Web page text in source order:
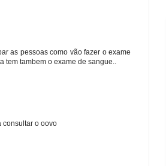
as pessoas como vão fazer o exame
tem tambem o exame de sangue..
consultar o oovo